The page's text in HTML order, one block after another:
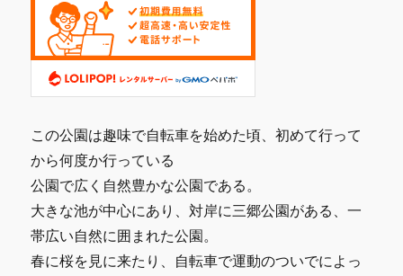
この公園は趣味で自転車を始めた頃、初めて行って
から何度か行っている
公園で広く自然豊かな公園である。
大きな池が中心にあり、対岸に三郷公園がある、一
帯広い自然に囲まれた公園。
春に桜を見に来たり、自転車で運動のついでによっ